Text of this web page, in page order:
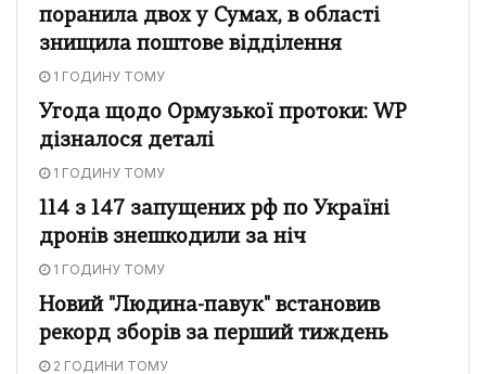
поранила двох у Сумах, в області
знищила поштове відділення
1 ГОДИНУ ТОМУ
Угода щодо Ормузької протоки: WP
дізналося деталі
1 ГОДИНУ ТОМУ
114 з 147 запущених рф по Україні
дронів знешкодили за ніч
1 ГОДИНУ ТОМУ
Новий "Людина-павук" встановив
рекорд зборів за перший тиждень
2 ГОДИНИ ТОМУ